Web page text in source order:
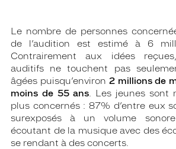
Le nombre de personnes
de l’audition est estimé à 6
Contrairement aux idées
auditifs ne touchent pas
âgées puisqu’environ 2 millions de
moins de 55 ans. Les jeunes sont
plus concernés : 87% d’entre eux
surexposés à un volume
écoutant de la musique avec des
se rendant à des concerts.